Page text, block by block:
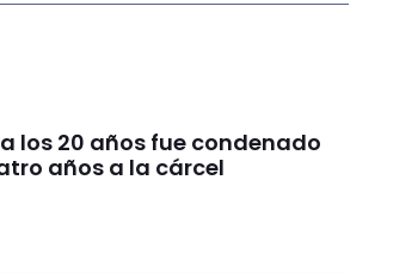
los 20 años fue condenado
años a la cárcel